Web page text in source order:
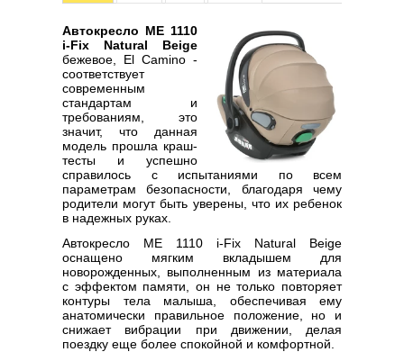
Автокресло ME 1110
i-Fix Natural Beige
бежевое, El Camino -
соответствует
современным
стандартам и
требованиям, это
значит, что данная
модель прошла краш-
тесты и успешно
справилось с испытаниями по всем
параметрам безопасности, благодаря чему
родители могут быть уверены, что их ребенок
в надежных руках.
Автокресло ME 1110 i-Fix Natural Beige
оснащено мягким вкладышем для
новорожденных, выполненным из материала
с эффектом памяти, он не только повторяет
контуры тела малыша, обеспечивая ему
анатомически правильное положение, но и
снижает вибрации при движении, делая
поездку еще более спокойной и комфортной.